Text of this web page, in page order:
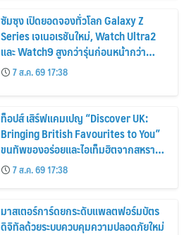
ซัมซุง เปิดยอดจองทั่วโลก Galaxy Z
Series เจเนอเรชันใหม่, Watch Ultra2
และ Watch9 สูงกว่ารุ่นก่อนหน้ากว่า
30%7 ส.ค. 69 17:38
ท็อปส์ เสิร์ฟแคมเปญ “Discover UK:
Bringing British Favourites to You”
ขนทัพของอร่อยและไอเท็มฮิตจากสหราช
อาณาจักร ส่งตรงถึงมือตั้งแต่วันนี้ – 18
สิงหาคมนี้
7 ส.ค. 69 17:38
มาสเตอร์การ์ดยกระดับแพลตฟอร์มบัตร
ดิจิทัลด้วยระบบควบคุมความปลอดภัยใหม่